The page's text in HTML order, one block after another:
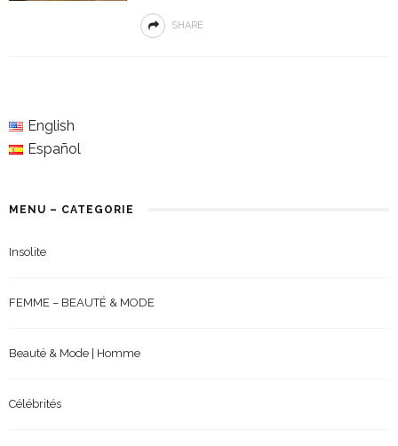
SHARE
English
Español
MENU – CATEGORIE
Insolite
FEMME – BEAUTÉ & MODE
Beauté & Mode | Homme
Célébrités